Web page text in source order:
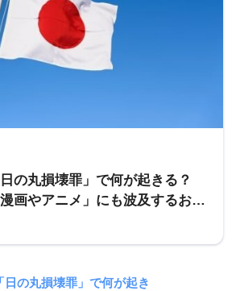
の丸損壊罪」で何が起きる？
画やアニメ」にも波及するおそ
トコムニュース） – Yahoo!ニ
日の丸損壊罪」で何が起き